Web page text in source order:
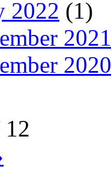
2022 (1)
2021
2020
12